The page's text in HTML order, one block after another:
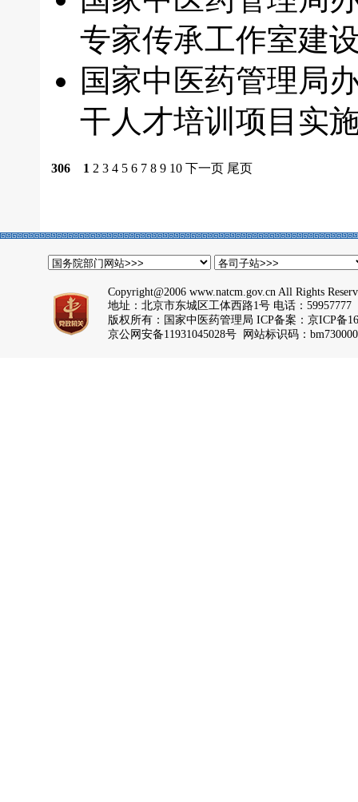
专家传承工作室建
国家中医药管理局
干人才培训项目实
306 1 2 3 4 5 6 7 8 9 10 下一页 尾页
Copyright@2006 www.natcm.gov.cn All Rights
地址：北京市东城区工体西路1号 电话：59957777
版权所有：国家中医药管理局 ICP备案： 京ICP备
京公网安备11931045028号 网站标识码：